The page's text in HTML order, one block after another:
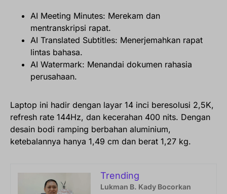
AI Meeting Minutes: Merekam dan
mentranskripsi rapat.
AI Translated Subtitles: Menerjemahkan rapat
lintas bahasa.
AI Watermark: Menandai dokumen rahasia
perusahaan.
Laptop ini hadir dengan layar 14 inci beresolusi 2,5K,
refresh rate 144Hz, dan kecerahan 400 nits. Dengan
desain bodi ramping berbahan aluminium,
ketebalannya hanya 1,49 cm dan berat 1,27 kg.
Trending
Lukman B. Kady Bocorkan